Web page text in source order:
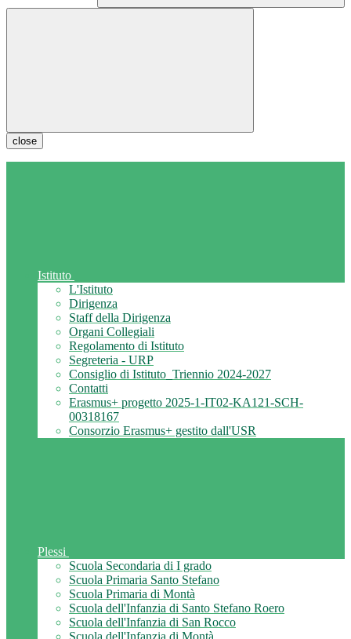
close
Istituto
L'Istituto
Dirigenza
Staff della Dirigenza
Organi Collegiali
Regolamento di Istituto
Segreteria - URP
Consiglio di Istituto_Triennio 2024-2027
Contatti
Erasmus+ progetto 2025-1-IT02-KA121-SCH-
00318167
Consorzio Erasmus+ gestito dall'USR
Plessi
Scuola Secondaria di I grado
Scuola Primaria Santo Stefano
Scuola Primaria di Montà
Scuola dell'Infanzia di Santo Stefano Roero
Scuola dell'Infanzia di San Rocco